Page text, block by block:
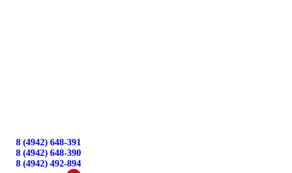
8 (4942) 648-391
8 (4942) 648-390
8 (4942) 492-894